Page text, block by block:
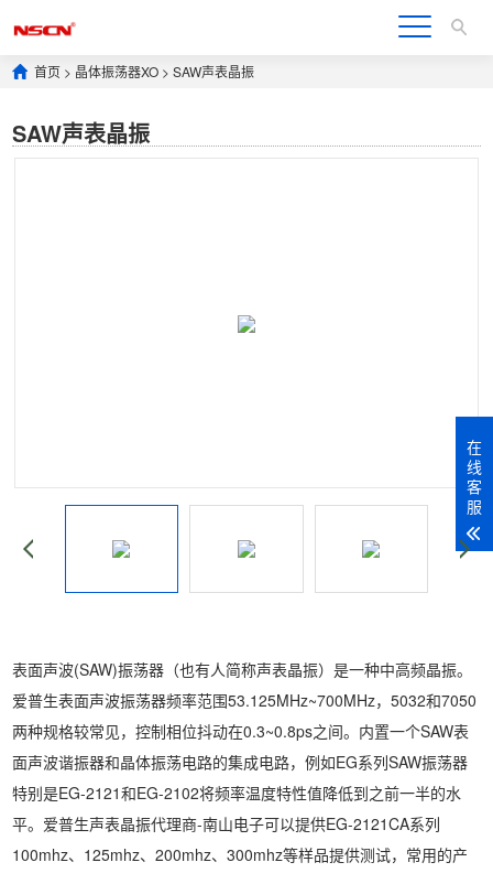
首页 > 晶体振荡器XO >SAW声表晶振
SAW声表晶振
表面声波(SAW)振荡器（也有人简称声表晶振）是一种中高频晶振。
爱普生表面声波振荡器频率范围53.125MHz~700MHz，5032和7050
两种规格较常见，控制相位抖动在0.3~0.8ps之间。内置一个SAW表
面声波谐振器和晶体振荡电路的集成电路，例如EG系列SAW振荡器
特别是EG-2121和EG-2102将频率温度特性值降低到之前一半的水
平。爱普生声表晶振代理商-南山电子可以提供EG-2121CA系列
100mhz、125mhz、200mhz、300mhz等样品提供测试，常用的产
在
线
客
服